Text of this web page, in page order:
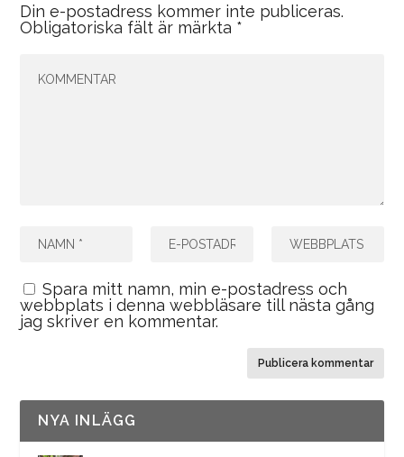
Din e-postadress kommer inte publiceras.
Obligatoriska fält är märkta *
Spara mitt namn, min e-postadress och
webbplats i denna webbläsare till nästa gång
jag skriver en kommentar.
NYA INLÄGG